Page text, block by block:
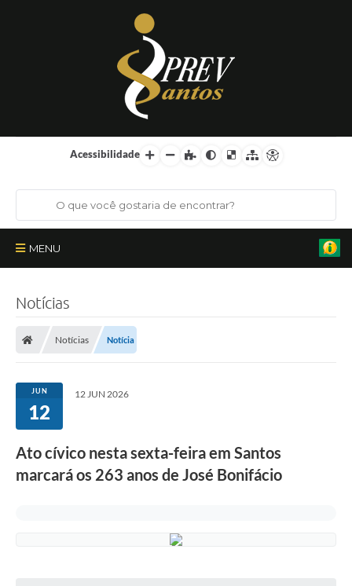
Acessibilidade
MENU
Investimentos
Educação Previdenciária
Relatórios
Notícias
Notícias Notícia
JUN
12
12 JUN 2026
Ato cívico nesta sexta-feira em Santos
marcará os 263 anos de José Bonifácio